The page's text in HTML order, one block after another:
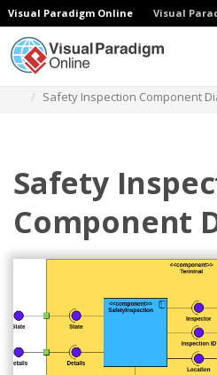
Visual Paradigm Online Visual
Safety Inspection Component
Safety
Component